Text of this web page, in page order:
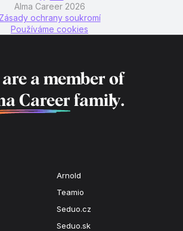
Alma Career 2026
Zásady ochrany soukromí
Používáme cookies
are a member of
Career family.
Arnold
Teamio
Seduo.cz
Seduo.sk